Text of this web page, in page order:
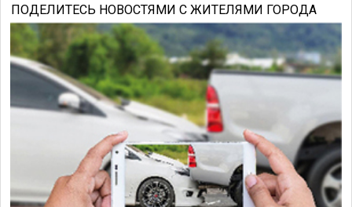
ПОДЕЛИТЕСЬ НОВОСТЯМИ С ЖИТЕЛЯМИ ГОРОДА